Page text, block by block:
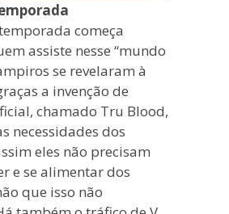
começa
assiste nesse “mundo
se revelaram à
a invenção de
chamado Tru Blood,
necessidades dos
eles não precisam
e se alimentar dos
que isso não